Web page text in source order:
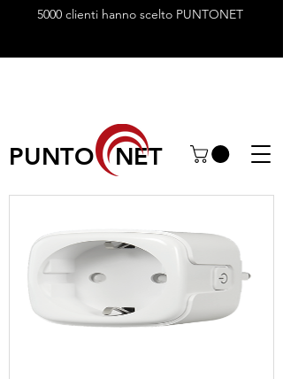
5000 clienti hanno scelto PUNTONET
PUNTO NET